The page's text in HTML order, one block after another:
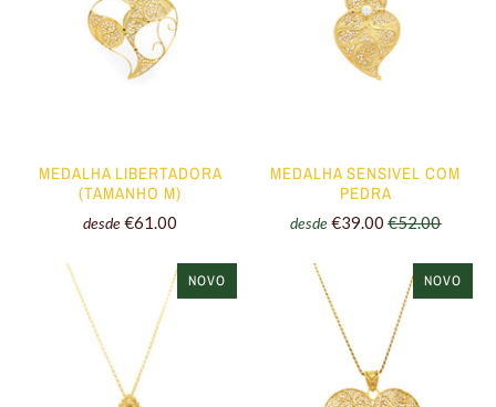
MEDALHA LIBERTADORA
(TAMANHO M)
desde €61.00
MEDALHA SENSIVEL COM
PEDRA
desde €39.00 €52.00
NOVO NOVO